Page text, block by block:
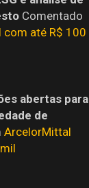
Comentado
até R$ 100
abertas para
de
ArcelorMittal